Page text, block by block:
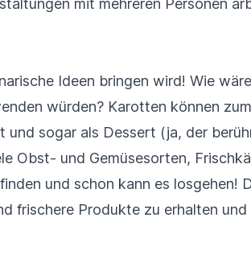
mit mehreren Personen
Ideen bringen wird! Wie
würden? Karotten können
und sogar als Dessert (ja, der
Obst- und Gemüsesorten,
und schon kann es losgehen!
frischere Produkte zu erhalten